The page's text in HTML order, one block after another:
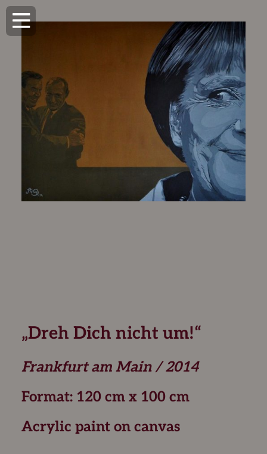
„Dreh Dich nicht um!“
Frankfurt am Main / 2014
Format: 120 cm x 100 cm
Acrylic paint on canvas